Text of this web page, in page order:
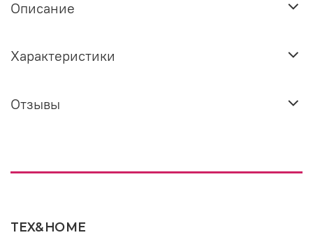
Описание
Характеристики
Отзывы
TEX&HOME